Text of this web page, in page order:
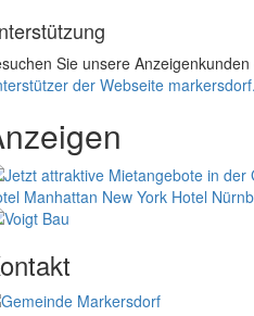
Sie unsere
der Webseite
Manhattan New York Hotel